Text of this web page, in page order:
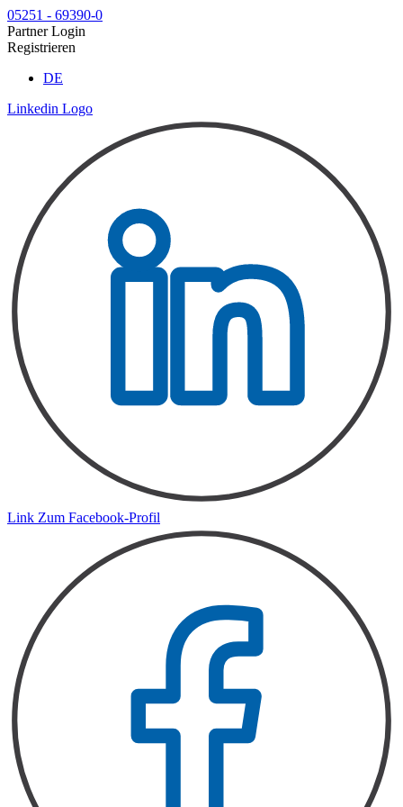
Zum
Inhalt
springen
05251 - 69390-0
Partner Login
Registrieren
DE
Linkedin Logo
Link Zum Facebook-Profil